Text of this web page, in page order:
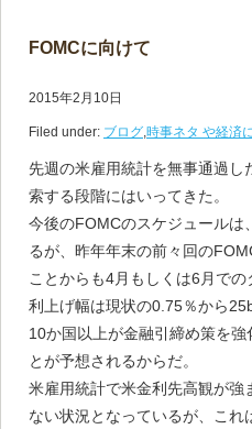
FOMCに向けて
2015年2月10日
Filed under: ブログ,時事ネタ や経済
先週の米雇用統計を無事通過
索する段階にはいってきた。
今後のFOMCのスケジュール
るが、昨年年末の前々回の
ことからも4月もしくは6月で
利上げ幅は現状の0.75％から
10か国以上が金融引締め策を
とが予想されるからだ。
米雇用統計で米金利先高観が
ない状況となっているが、こ